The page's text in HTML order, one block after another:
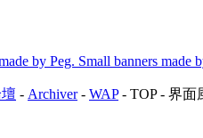
by Peg. Small banners made
- Archiver- WAP- TOP- 界面